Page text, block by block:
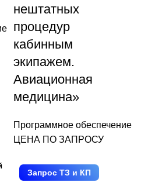
нештатных
процедур
кабинным
экипажем.
Авиационная
медицина»
Программное обеспечение
ЦЕНА ПО ЗАПРОСУ
Запрос ТЗ и КП